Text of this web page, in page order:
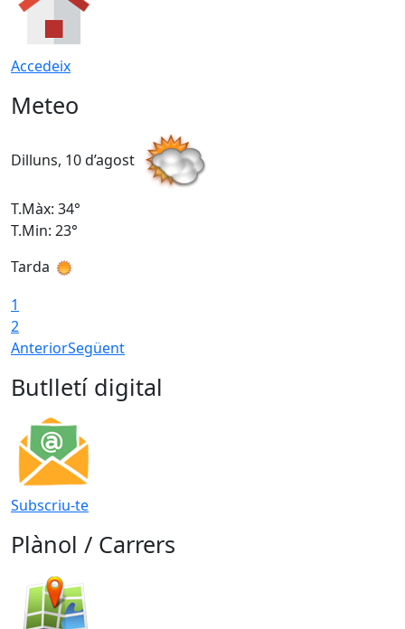
Accedeix
Meteo
Dilluns, 10 d’agost
T.Màx: 34°
T.Min: 23°
Tarda
1
2
AnteriorSegüent
Butlletí digital
Subscriu-te
Plànol / Carrers